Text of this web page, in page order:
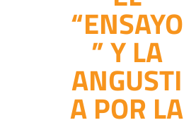
“ENSAYO
” Y LA
ANGUSTI
A POR LA